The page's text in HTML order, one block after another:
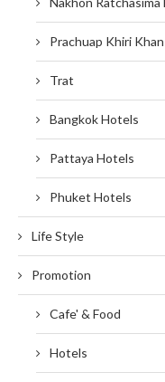
Prachuap Khiri
Trat
Bangkok Hotels
Pattaya Hotels
Phuket Hotels
Life Style
Promotion
Cafe' & Food
Hotels